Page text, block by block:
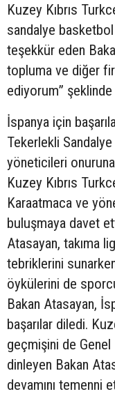
Kuzey Kıbrıs
sandalye basketbol
teşekkür eden
topluma ve diğer
ediyorum”
İspanya için
Tekerlekli
yöneticileri
Kuzey Kıbrıs
Karaatmaca ve
buluşmaya davet
Atasayan, takıma
tebriklerini
öykülerini de
Bakan Atasayan,
başarılar diledi.
geçmişini de Genel
dinleyen Bakan
devamını temenni